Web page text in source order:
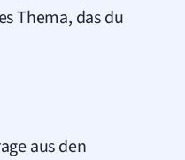
Thema, das du
aus den